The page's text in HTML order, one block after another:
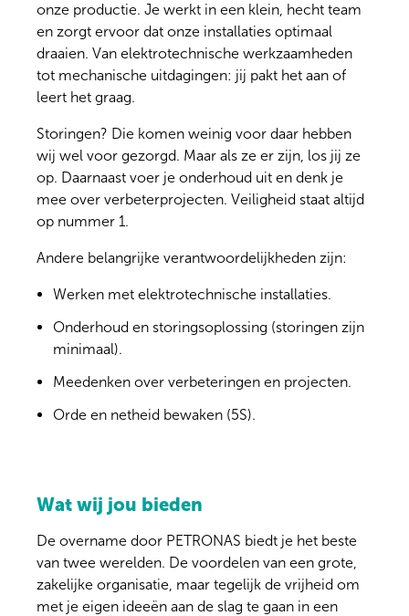
onze productie. Je werkt in een klein, hecht team
en zorgt ervoor dat onze installaties optimaal
draaien. Van elektrotechnische werkzaamheden
tot mechanische uitdagingen: jij pakt het aan of
leert het graag.
Storingen? Die komen weinig voor daar hebben
wij wel voor gezorgd. Maar als ze er zijn, los jij ze
op. Daarnaast voer je onderhoud uit en denk je
mee over verbeterprojecten. Veiligheid staat altijd
op nummer 1.
Andere belangrijke verantwoordelijkheden zijn:
Werken met elektrotechnische installaties.
Onderhoud en storingsoplossing (storingen zijn
minimaal).
Meedenken over verbeteringen en projecten.
Orde en netheid bewaken (5S).
Wat wij jou bieden
De overname door PETRONAS biedt je het beste
van twee werelden. De voordelen van een grote,
zakelijke organisatie, maar tegelijk de vrijheid om
met je eigen ideeën aan de slag te gaan in een